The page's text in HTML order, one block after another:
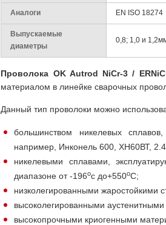
Аналоги EN ISO 18274
Выпускаемые
диаметры
0,8; 1,0 и
Проволока OK Autrod NiCr-3 /
материалом в линейке сварочных
Данный тип проволоки можно
большинством никелевых
например, Инконель 600, ХН60ВТ,
никелевыми сплавами,
диапазоне от -196ос до+550оС;
низколегированными жаростойкими
высоколегированными
высокопрочными криогенными